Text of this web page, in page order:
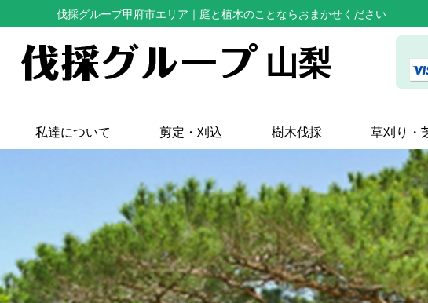
伐採グループ甲府市エリア ｜庭と植木のことならおまかせください
山梨
私達について 剪定・刈込 樹木伐採 草刈り・